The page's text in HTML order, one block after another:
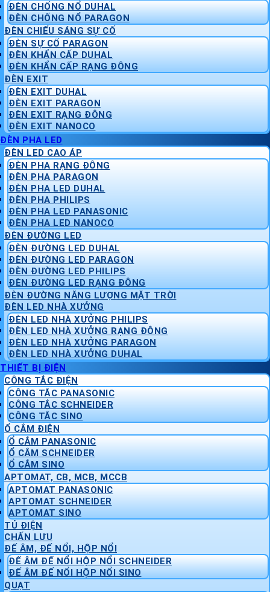
ĐÈN CHỐNG NỔ DUHAL
ĐÈN CHỐNG NỔ PARAGON
ĐÈN CHIẾU SÁNG SỰ CỐ
ĐÈN SỰ CỐ PARAGON
ĐÈN KHẨN CẤP DUHAL
ĐÈN KHẨN CẤP RẠNG ĐÔNG
ĐÈN EXIT
ĐÈN EXIT DUHAL
ĐÈN EXIT PARAGON
ĐÈN EXIT RẠNG ĐÔNG
ĐÈN EXIT NANOCO
ĐÈN PHA LED
ĐÈN LED CAO ÁP
ĐÈN PHA RẠNG ĐÔNG
ĐÈN PHA PARAGON
ĐÈN PHA LED DUHAL
ĐÈN PHA PHILIPS
ĐÈN PHA LED PANASONIC
ĐÈN PHA LED NANOCO
ĐÈN ĐƯỜNG LED
ĐÈN ĐƯỜNG LED DUHAL
ĐÈN ĐƯỜNG LED PARAGON
ĐÈN ĐƯỜNG LED PHILIPS
ĐÈN ĐƯỜNG LED RẠNG ĐÔNG
ĐÈN ĐƯỜNG NĂNG LƯỢNG MẶT TRỜI
ĐÈN LED NHÀ XƯỞNG
ĐÈN LED NHÀ XƯỞNG PHILIPS
ĐÈN LED NHÀ XƯỞNG RẠNG ĐÔNG
ĐÈN LED NHÀ XƯỞNG PARAGON
ĐÈN LED NHÀ XƯỞNG DUHAL
THIẾT BỊ ĐIỆN
CÔNG TẮC ĐIỆN
CÔNG TẮC PANASONIC
CÔNG TẮC SCHNEIDER
CÔNG TẮC SINO
Ổ CẮM ĐIỆN
Ổ CẮM PANASONIC
Ổ CẮM SCHNEIDER
Ổ CẮM SINO
APTOMAT, CB, MCB, MCCB
APTOMAT PANASONIC
APTOMAT SCHNEIDER
APTOMAT SINO
TỦ ĐIỆN
CHẤN LƯU
ĐẾ ÂM, ĐẾ NỔI, HỘP NỔI
ĐẾ ÂM ĐẾ NỔI HỘP NỔI SCHNEIDER
ĐẾ ÂM ĐẾ NỔI HỘP NỔI SINO
QUẠT